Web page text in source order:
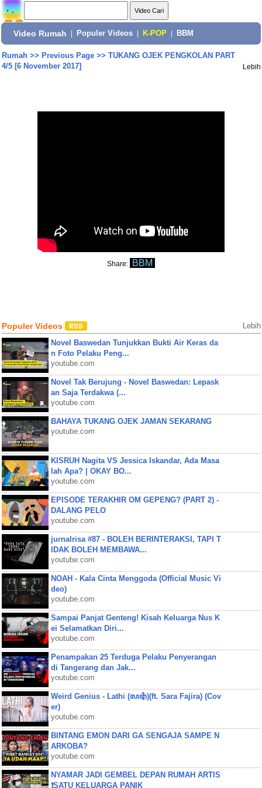
Video Rumah Populer Videos K-POP BBM
Rumah>> Previous Page>> TUKANG OJEK PENGKOLAN PART
4/5 [6 November 2017]
Lebih
Share: BBM
Populer Videos Lebih
Novel Baswedan Tunjukkan Bukti Air Keras da
n Foto Pelaku Peng...
youtube.com
Novel Tak Berujung - Novel Baswedan: Lepask
an Saja Terdakwa (...
youtube.com
BAHAYA TUKANG OJEK JAMAN SEKARANG
youtube.com
KISRUH Nagita VS Jessica Iskandar, Ada Masa
lah Apa? | OKAY BO...
youtube.com
EPISODE TERAKHIR OM GEPENG? (PART 2) -
DALANG PELO
youtube.com
jurnalrisa #87 - BOLEH BERINTERAKSI, TAPI T
IDAK BOLEH MEMBAWA...
youtube.com
NOAH - Kala Cinta Menggoda (Official Music Vi
deo)
youtube.com
Sampai Panjat Genteng! Kisah Keluarga Nus K
ei Selamatkan Diri...
youtube.com
Penampakan 25 Terduga Pelaku Penyerangan
di Tangerang dan Jak...
youtube.com
Weird Genius - Lathi (ꦭꦛꦶ)(ft. Sara Fajira) (Cov
er)
youtube.com
BINTANG EMON DARI GA SENGAJA SAMPE N
ARKOBA?
youtube.com
NYAMAR JADI GEMBEL DEPAN RUMAH ARTIS
❗SATU KELUARGA PANIK